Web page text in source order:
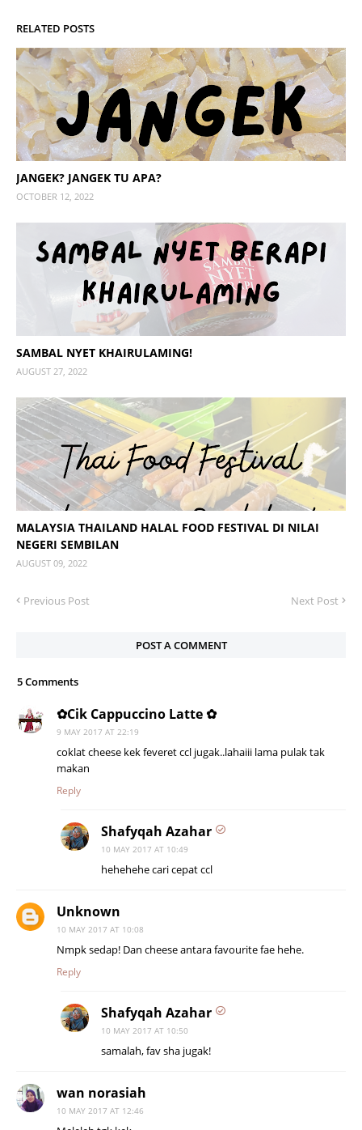
RELATED POSTS
JANGEK? JANGEK TU APA?
OCTOBER 12, 2022
SAMBAL NYET KHAIRULAMING!
AUGUST 27, 2022
MALAYSIA THAILAND HALAL FOOD FESTIVAL DI NILAI
NEGERI SEMBILAN
AUGUST 09, 2022
Previous Post Next Post
POST A COMMENT
5 Comments
✿Cik Cappuccino Latte ✿
9 MAY 2017 AT 22:19
coklat cheese kek feveret ccl jugak..lahaiii lama pulak tak
makan
Reply
Shafyqah Azahar
10 MAY 2017 AT 10:49
hehehehe cari cepat ccl
Unknown
10 MAY 2017 AT 10:08
Nmpk sedap! Dan cheese antara favourite fae hehe.
Reply
Shafyqah Azahar
10 MAY 2017 AT 10:50
samalah, fav sha jugak!
wan norasiah
10 MAY 2017 AT 12:46